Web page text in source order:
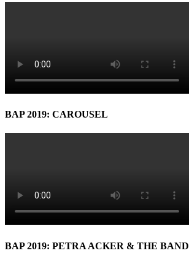
BAP 2019: CAROUSEL
BAP 2019: PETRA ACKER & THE BAND